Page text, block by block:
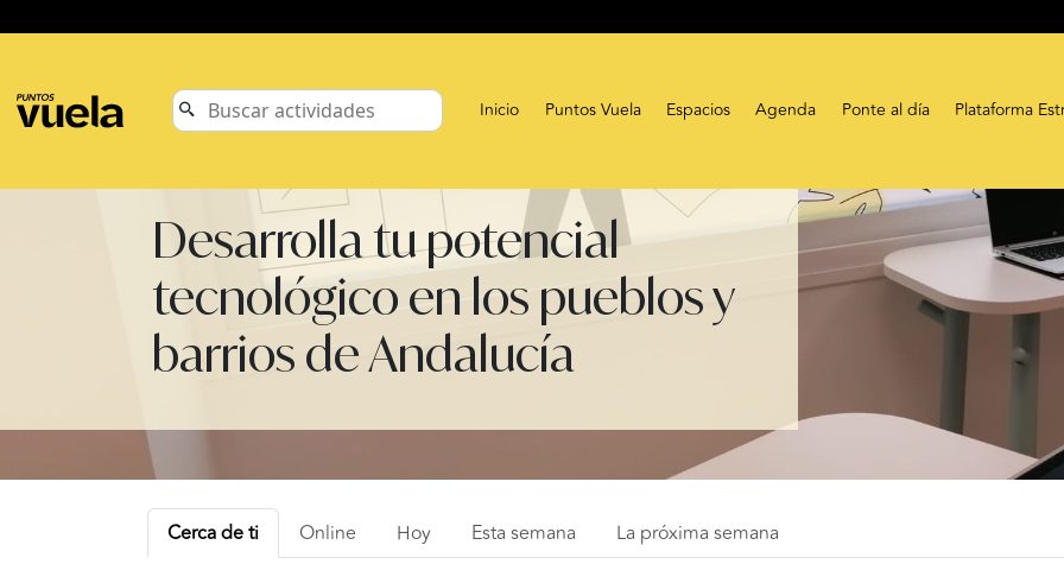
Inicio Puntos Vuela Espacios Agenda Ponte al día Plataforma
Desarrolla tu potencial
tecnológico en los pueblos y
barrios de Andalucía
Cerca de ti Online Hoy Esta semana La próxima semana